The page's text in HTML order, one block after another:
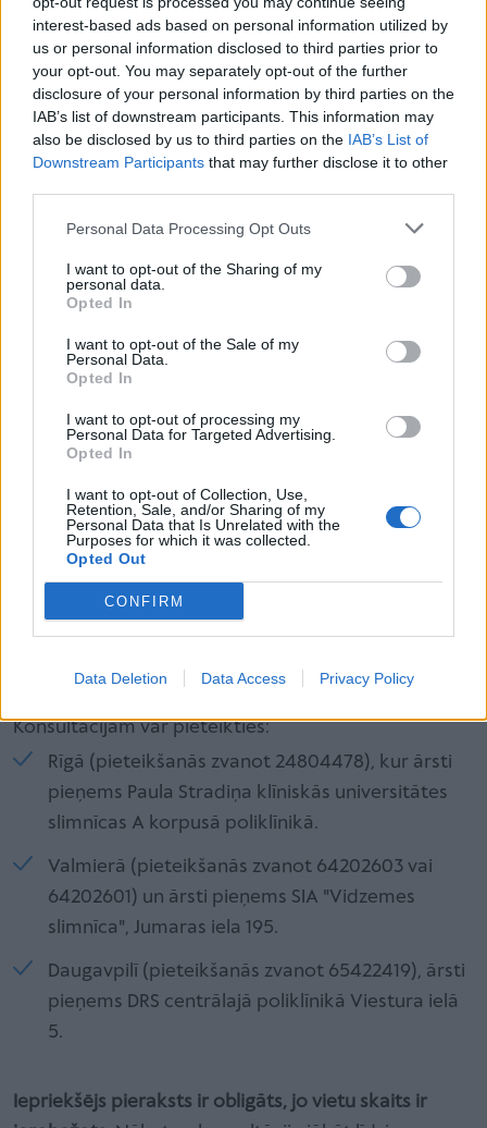
interest-based ads based on personal information utilized by
us or personal information disclosed to third parties prior to
your opt-out. You may separately opt-out of the further
disclosure of your personal information by third parties on the
IAB’s list of downstream participants. This information may
also be disclosed by us to third parties on the IAB’s List of
Downstream Participants that may further disclose it to other
Personal Data Processing Opt Outs
I want to opt-out of the Sharing of my
personal data.
Opted In
I want to opt-out of the Sale of my
Personal Data.
Opted In
I want to opt-out of processing my
Personal Data for Targeted Advertising.
Opted In
I want to opt-out of Collection, Use,
Retention, Sale, and/or Sharing of my
Personal Data that Is Unrelated with the
Purposes for which it was collected.
Opted Out
CONFIRM
Data Deletion Data Access Privacy Policy
kā arī cukura diabēta pacientiem.
Bezmaksas albumīnūrijas skrīninga projekts
plānots līdz 2023.gada decembrim, to organizē
Latvijas Nefrologu asociācija sadarībā ar “E.Gulbja
Laboratoriju”. Plašāka informācija par testu
saņemšanu pieejama laboratorijas mājaslapā,
sadaļā
“Bezkontakta analīžu nodošanas punkts”
novēloti, jo sākuma stadijā tās nepamana, slimnieks
jūtas relatīvi vesels, tāpēc ir ļoti svarīgi veikt
regulāras veselības pārbaudes.” skaidro Latvijas
Nefrologu asociācijas prezidente asoc.prof. Ieva
Nieru veselības nedēļas ietvaros Latvijas
Nefrologu asociācija aicina pieteikties uz
bezmaksas konsultācijām pie nefrologiem.
Konsultācijām var pieteikties:
Rīgā (pieteikšanās zvanot 24804478), kur ārsti
pieņems Paula Stradiņa klīniskās universitātes
slimnīcas A korpusā poliklīnikā.
Valmierā (pieteikšanās zvanot 64202603 vai
64202601) un ārsti pieņems SIA "Vidzemes
slimnīca", Jumaras iela 195.
Daugavpilī (pieteikšanās zvanot 65422419), ārsti
pieņems DRS centrālajā poliklīnikā Viestura ielā
5.
Iepriekšējs pieraksts ir obligāts, jo vietu skaits ir